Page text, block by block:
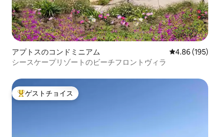
アプトスのコンドミニアム レビュー195
4.86 (195)
シースケープリゾートのビーチフロントヴィラ
大好評のゲストチョイスです。
ゲストチョイス